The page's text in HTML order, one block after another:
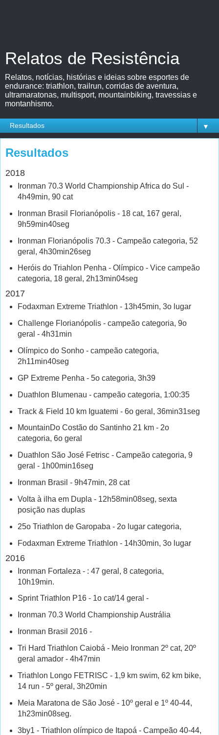
Relatos de Resistência
Relatos, notícias, histórias e ideias sobre esportes de
endurance: triathlon, trailrun, corridas de aventura,
ultramaratonas, multisport, mountainbiking, travessias e
montanhismo.
▼
Resultados
2018
Ironman 70.3 World Championship Africa do Sul -
4h49min, 90 cat
Ironman Brasil Florianópolis - 18 cat, 167 geral,
9h59min40seg
Ironman Florianópolis 70.3 - Campeão categoria, 52
geral, 4h30min26seg
Heróis do Triahlon Penha - Olímpico - Vice campeão
categoria, 18 geral, 2h13min04seg
2017
Fodaxman Extreme Triathlon - 13h45min, 3o lugar
Challenge Florianópolis - campeão categoria, 9o
geral - 4h31min
Olímpico do Sonho - campeão categoria,
2h11min40seg
GP Extreme Penha - 5o categoria, 3h39
Duathlon Blumenau - campeão categoria, 1:00:35
Track & Field 10 km Iguatemi - 6o geral, 36min31seg
MountainDo Costão do Santinho 21 km - 2o
categoria, 6o geral
Duathlon São José Fetrisc - Campeão categoria, 9
geral - 1h00min16seg
Ironman Brasil - 9h47min, 28 cat
Volta à ilha em Dupla - 12h58min08seg, sexta
posição nas duplas
25o Triathlon de Garopaba - 2o lugar categoria,
Fodaxman Extreme Triathlon - 14h30min, 3o lugar
2016
Ironman Fortaleza - : 47 geral, 8 categoria,
10h19min.
Sprint Triathlon P16 - 1o cat/14 geral -
Ironman 70.3 World Championship Austrália
Ironman Brasil 2016 -
Tri Hard Triathlon Caiobá - Meio Ironman 2º cat, 20º
geral amador - 4h47min
Triathlon Longo FETRISC - 1,9 km swim, 62 km bike,
14 run - 5º geral, 3h20min
Meia Maratona de São José - 10º geral e 1º 40-44,
1h23min08seg.
3by1 - Triathlon olímpico de Itapoá - Campeão 40-44,